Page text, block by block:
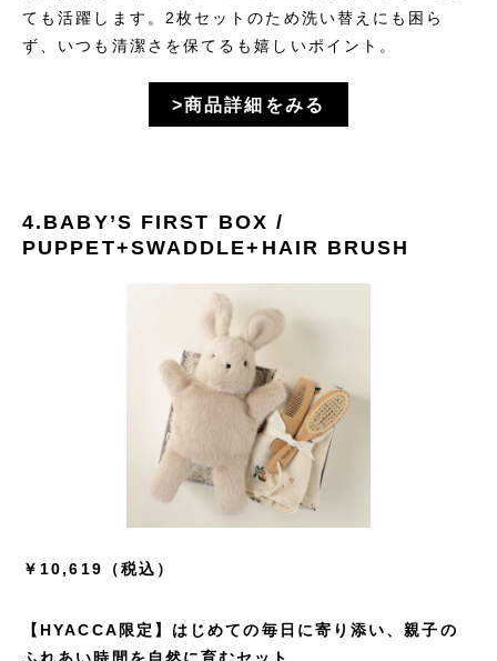
ても活躍します。2枚セットのため洗い替えにも困ら
ず、いつも清潔さを保てるも嬉しいポイント。
>商品詳細をみる
4.BABY’S FIRST BOX /
PUPPET+SWADDLE+HAIR BRUSH
￥10,619（税込）
【HYACCA限定】はじめての毎日に寄り添い、親子の